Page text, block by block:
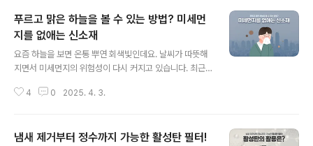
푸르고 맑은 하늘을 볼 수 있는 방법? 미세먼
지를 없애는 신소재
요즘 하늘을 보면 온통 뿌연 회색빛인데요. 날씨가 따뜻해
지면서 미세먼지의 위험성이 다시 커지고 있습니다. 최근
런데 광촉매, 알루미늄, 나노튜브 같은 신소재를 이용해 미
음껏 볼 수 있을지 함께 알아볼까요? 1. 미세먼지와 초미세
4 0 2025. 4. 3.
냄새 제거부터 정수까지 가능한 활성탄 필터!